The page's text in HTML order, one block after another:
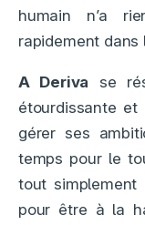
humain n’a
rapidement dans
A Deriva se
étourdissante et
gérer ses
temps pour le
tout simplement
pour être à la